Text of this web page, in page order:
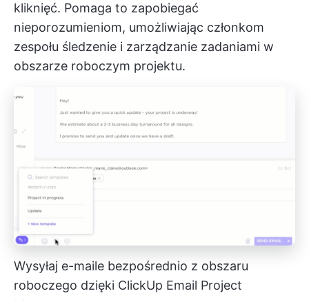
kliknięć. Pomaga to zapobiegać
nieporozumieniom, umożliwiając członkom
zespołu śledzenie i zarządzanie zadaniami w
obszarze roboczym projektu.
Wysyłaj e-maile bezpośrednio z obszaru
roboczego dzięki ClickUp Email Project